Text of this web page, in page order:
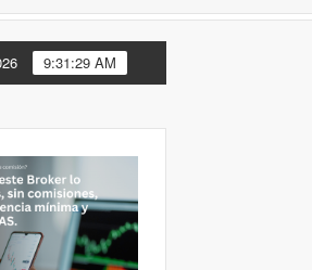
FEDORA 44 DE XFCE A KDE PLASMA
9:31:30 AM